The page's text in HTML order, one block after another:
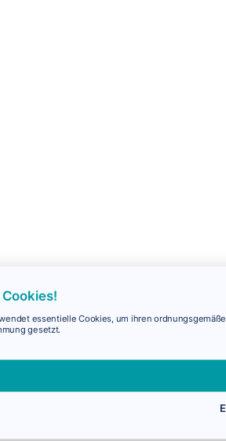
essentielle Cookies, um ihren
gesetzt.